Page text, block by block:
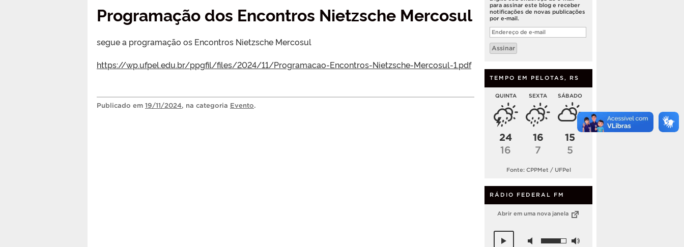
Programação dos Encontros Nietzsche Mercosul
segue a programação os Encontros Nietzsche Mercosul
https://wp.ufpel.edu.br/ppgfil/files/2024/11/Programacao-Encontros-Nietzsche-Mercosul-1.pdf
Publicado em 19/11/2024, na categoria Evento.
para assinar este blog e receber
notificações de novas publicações
por e-mail.
Endereço
de
e-
mail
Assinar
TEMPO EM PELOTAS, RS
QUINTA
24
16
SEXTA
16
7
SÁBADO
15
5
Fonte: CPPMet / UFPel
RÁDIO FEDERAL FM
Abrir em uma nova janela